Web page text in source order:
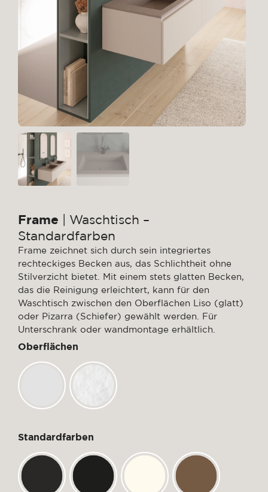
Frame | Waschtisch –
Standardfarben
Frame zeichnet sich durch sein integriertes
rechteckiges Becken aus, das Schlichtheit ohne
Stilverzicht bietet. Mit einem stets glatten Becken,
das die Reinigung erleichtert, kann für den
Waschtisch zwischen den Oberflächen Liso (glatt)
oder Pizarra (Schiefer) gewählt werden. Für
Unterschrank oder wandmontage erhältlich.
Oberflächen
Standardfarben